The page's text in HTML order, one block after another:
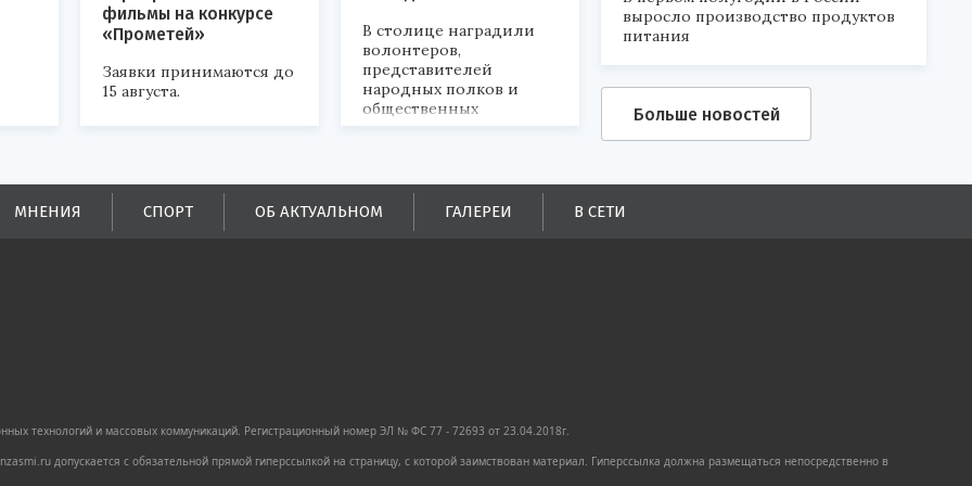
фильмы на конкурсе
«Прометей»
Заявки принимаются до
15 августа.
В столице наградили
волонтеров,
представителей
народных полков и
общественных
объединений.
выросло производство продуктов
питания
Больше новостей
МНЕНИЯ СПОРТ ОБ АКТУАЛЬНОМ ГАЛЕРЕИ В СЕТИ
технологий и массовых коммуникаций. Регистрационный номер ЭЛ № ФС 77 - 72693 от 23.04.2018г.
допускается с обязательной прямой гиперссылкой на страницу, с которой заимствован материал. Гиперссылка должна размещаться непосредственно в